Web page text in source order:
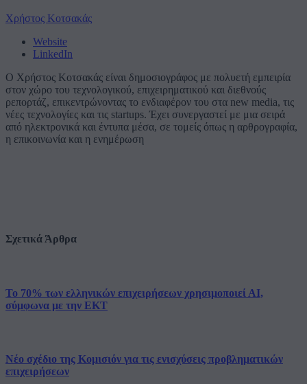
Χρήστος Κοτσακάς
Website
LinkedIn
Ο Χρήστος Κοτσακάς είναι δημοσιογράφος με πολυετή εμπειρία
στον χώρο του τεχνολογικού, επιχειρηματικού και διεθνούς
ρεπορτάζ, επικεντρώνοντας το ενδιαφέρον του στα new media, τις
νέες τεχνολογίες και τις startups. Έχει συνεργαστεί με μια σειρά
από ηλεκτρονικά και έντυπα μέσα, σε τομείς όπως η αρθρογραφία,
η επικοινωνία και η ενημέρωση
Σχετικά Άρθρα
Το 70% των ελληνικών επιχειρήσεων χρησιμοποιεί ΑΙ,
σύμφωνα με την ΕΚΤ
Νέο σχέδιο της Κομισιόν για τις ενισχύσεις προβληματικών
επιχειρήσεων